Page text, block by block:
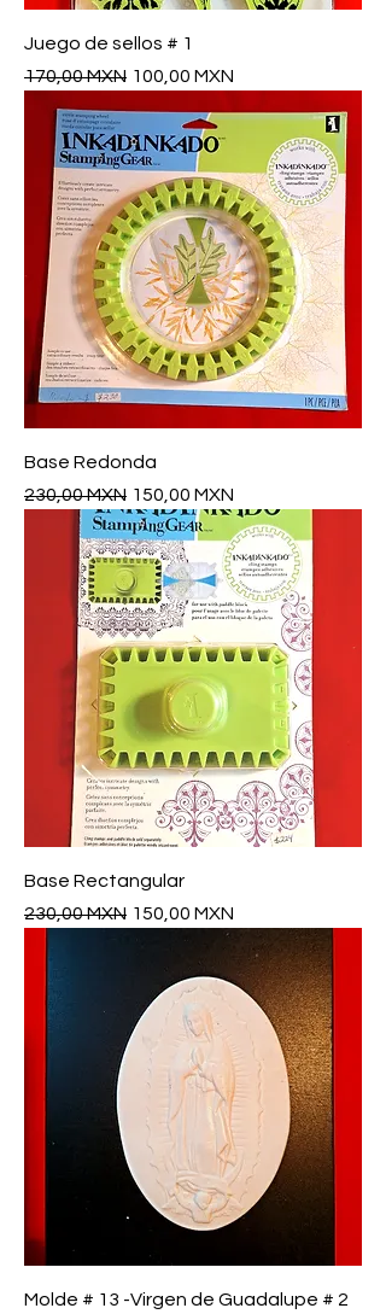
Juego de sellos # 1
Precio
170,00 MXN Precio de oferta
100,00 MXN
Base Redonda
Precio
230,00 MXN Precio de oferta
150,00 MXN
Base Rectangular
Precio
230,00 MXN Precio de oferta
150,00 MXN
Molde # 13 -Virgen de Guadalupe # 2